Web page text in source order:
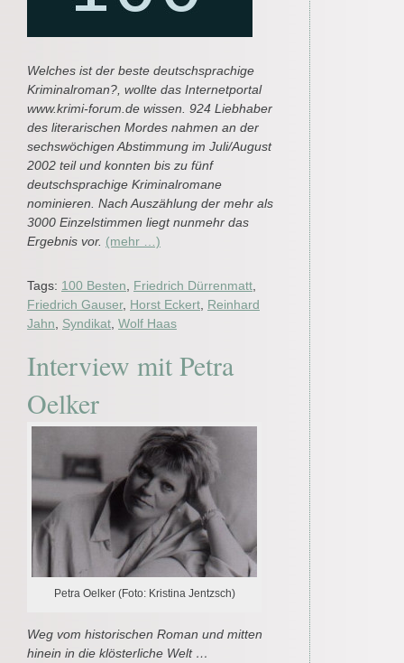
Welches ist der beste deutschsprachige
Kriminalroman?, wollte das Internetportal
www.krimi-forum.de wissen. 924 Liebhaber
des literarischen Mordes nahmen an der
sechswöchigen Abstimmung im Juli/August
2002 teil und konnten bis zu fünf
deutschsprachige Kriminalromane
nominieren. Nach Auszählung der mehr als
3000 Einzelstimmen liegt nunmehr das
Ergebnis vor. (mehr …)
Tags: 100 Besten Friedrich Dürrenmatt
Friedrich Gauser, Horst Eckert Reinhard
Jahn
Syndikat Wolf Haas
Interview mit Petra
Oelker
Petra Oelker (Foto: Kristina Jentzsch)
Weg vom historischen Roman und mitten
hinein in die klösterliche Welt …